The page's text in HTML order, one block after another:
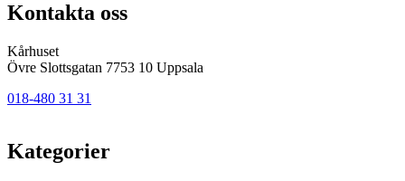
Kontakta oss
Kårhuset
Övre Slottsgatan 7753 10 Uppsala
018-480 31 31
Kategorier